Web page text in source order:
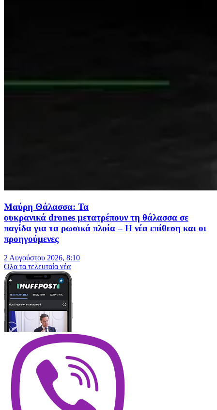
Μαύρη Θάλασσα: Τα
ουκρανικά drones μετατρέπουν τη θάλασσα σε
παγίδα για τα ρωσικά πλοία – Η νέα επίθεση και οι
προηγούμενες
2 Αυγούστου 2026, 8:10
Oλα τα τελευταία νέα